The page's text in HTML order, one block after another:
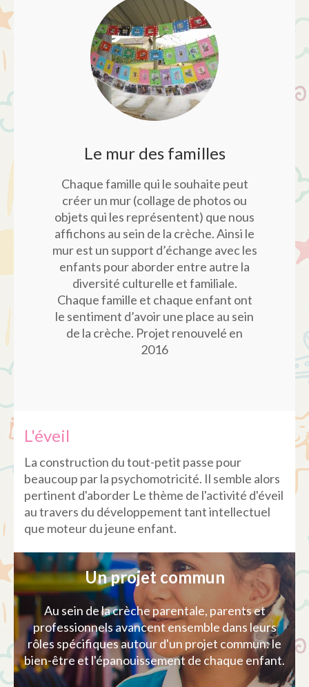
Le mur des familles
Chaque famille qui le souhaite peut
créer un mur (collage de photos ou
objets qui les représentent) que nous
affichons au sein de la crèche. Ainsi le
mur est un support d’échange avec les
enfants pour aborder entre autre la
diversité culturelle et familiale.
Chaque famille et chaque enfant ont
le sentiment d’avoir une place au sein
de la crèche. Projet renouvelé en
2016
L'éveil
La construction du tout-petit passe pour
beaucoup par la psychomotricité. Il semble alors
pertinent d'aborder Le thème de l'activité d'éveil
au travers du développement tant intellectuel
que moteur du jeune enfant.
Un projet commun
Au sein de la crèche parentale, parents et
professionnels avancent ensemble dans leurs
rôles spécifiques autour d'un projet commun: le
bien-être et l'épanouissement de chaque enfant.